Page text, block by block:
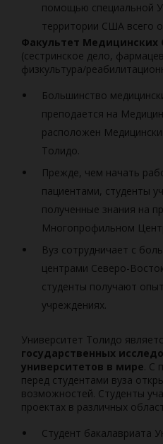
помощью специальной
территории США всего
Факультет Медицинских
(сестринское дело,
физкультура/
Большинство
преподается на
расположен
Толидо.
Прежде, чем начать
пациентами, студенты
полученные знания на
Многопрофильном
Вуз сотрудничает с
центрами Северо-
студенты получают
учреждениях.
Университет Толидо
государственных
университетов в мире. С
перед студентами вуза
возможностей. Студенты
проектах в различных
Студент бакалавриата